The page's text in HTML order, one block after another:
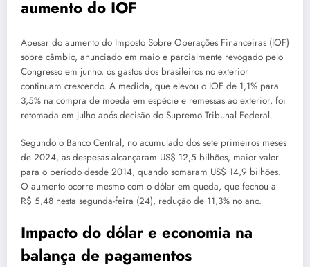
aumento do IOF
Apesar do aumento do Imposto Sobre Operações Financeiras (IOF)
sobre câmbio, anunciado em maio e parcialmente revogado pelo
Congresso em junho, os gastos dos brasileiros no exterior
continuam crescendo. A medida, que elevou o IOF de 1,1% para
3,5% na compra de moeda em espécie e remessas ao exterior, foi
retomada em julho após decisão do Supremo Tribunal Federal.
Segundo o Banco Central, no acumulado dos sete primeiros meses
de 2024, as despesas alcançaram US$ 12,5 bilhões, maior valor
para o período desde 2014, quando somaram US$ 14,9 bilhões.
O aumento ocorre mesmo com o dólar em queda, que fechou a
R$ 5,48 nesta segunda-feira (24), redução de 11,3% no ano.
Impacto do dólar e economia na
balança de pagamentos